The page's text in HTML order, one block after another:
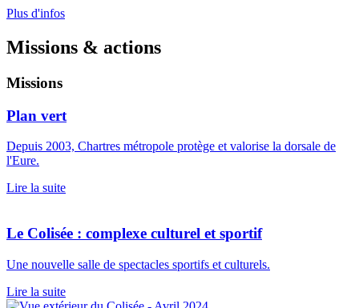
Plus d'infos
Missions & actions
Missions
Plan vert
Depuis 2003, Chartres métropole protège et valorise la dorsale de
l'Eure.
Lire la suite
Le Colisée : complexe culturel et sportif
Une nouvelle salle de spectacles sportifs et culturels.
Lire la suite